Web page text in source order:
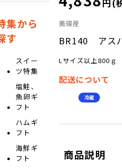
集から
す
スイー
ツ特集
塩鮭、
魚卵ギ
フト
ハムギ
フト
海鮮ギ
フト
円(
美瑛産
BR140 アス
Lサイズ以上800ｇ
配送について
冷蔵
商品説明